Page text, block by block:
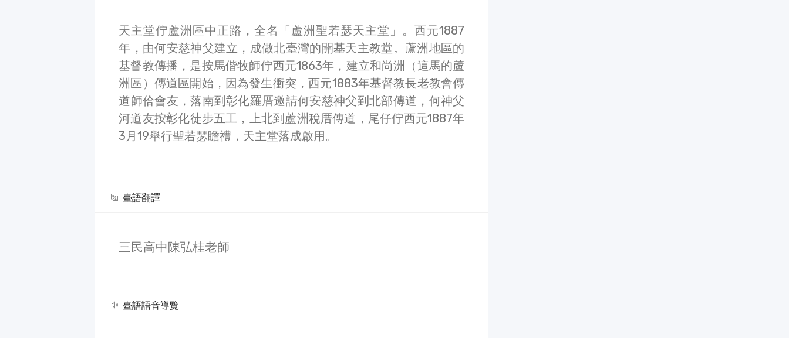
天主堂佇蘆洲區中正路，全名「蘆洲聖若瑟天主堂」。西元1887
年，由何安慈神父建立，成做北臺灣的開基天主教堂。蘆洲地區的
基督教傳播，是按馬偕牧師佇西元1863年，建立和尚洲（這馬的蘆
洲區）傳道區開始，因為發生衝突，西元1883年基督教長老教會傳
道師佮會友，落南到彰化羅厝邀請何安慈神父到北部傳道，何神父
河道友按彰化徒步五工，上北到蘆洲稅厝傳道，尾仔佇西元1887年
3月19舉行聖若瑟瞻禮，天主堂落成啟用。
臺語翻譯
三民高中陳弘桂老師
臺語語音導覽